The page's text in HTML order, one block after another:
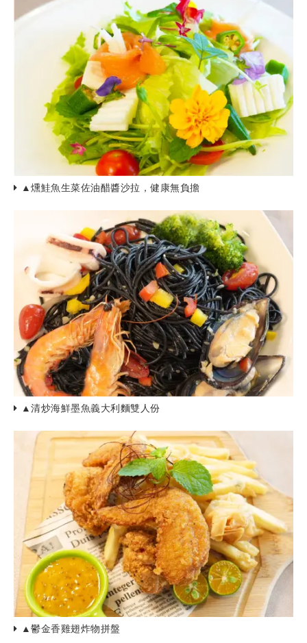
▲燻鮭魚生菜佐油醋醬沙拉，健康無負擔
▲清炒海鮮墨魚義大利麵雙人份
▲鬱金香雞翅炸物拼盤